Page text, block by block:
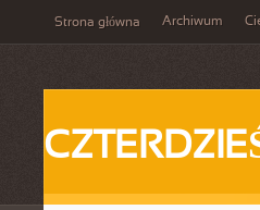
Strona główna Archiwum